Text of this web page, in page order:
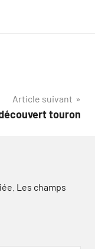
Article suivant
touron
Les champs